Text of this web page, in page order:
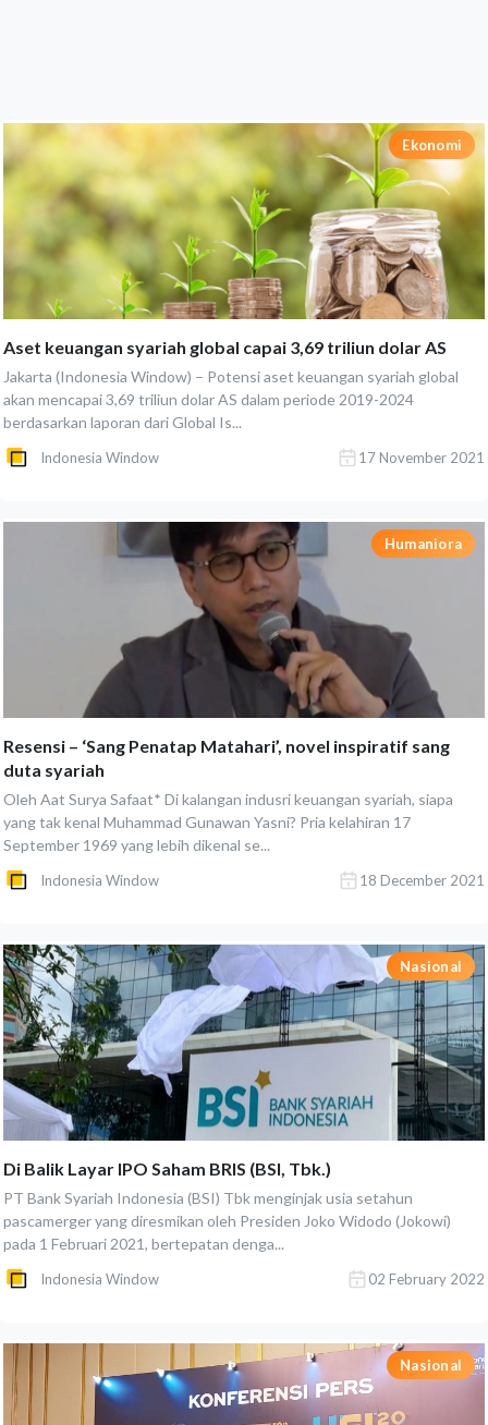
Ekonomi
Aset keuangan syariah global capai 3,69 triliun dolar AS
Jakarta (Indonesia Window) – Potensi aset keuangan syariah global
akan mencapai 3,69 triliun dolar AS dalam periode 2019-2024
berdasarkan laporan dari Global Is...
Indonesia Window 17 November 2021
Humaniora
Resensi – ‘Sang Penatap Matahari’, novel inspiratif sang
duta syariah
Oleh Aat Surya Safaat* Di kalangan indusri keuangan syariah, siapa
yang tak kenal Muhammad Gunawan Yasni? Pria kelahiran 17
September 1969 yang lebih dikenal se...
Indonesia Window 18 December 2021
Nasional
Di Balik Layar IPO Saham BRIS (BSI, Tbk.)
PT Bank Syariah Indonesia (BSI) Tbk menginjak usia setahun
pascamerger yang diresmikan oleh Presiden Joko Widodo (Jokowi)
pada 1 Februari 2021, bertepatan denga...
Indonesia Window 02 February 2022
Nasional